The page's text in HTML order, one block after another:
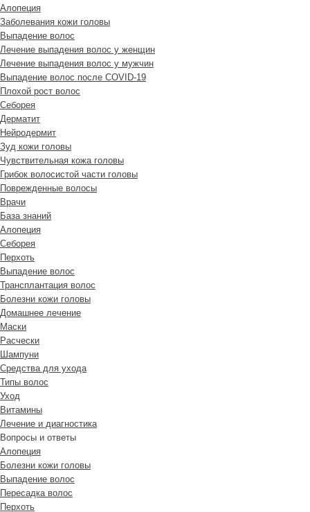
Алопеция
Заболевания кожи головы
Выпадение волос
Лечение выпадения волос у женщин
Лечение выпадения волос у мужчин
Выпадение волос после COVID-19
Плохой рост волос
Cеборея
Дерматит
Нейродермит
Зуд кожи головы
Чувствительная кожа головы
Грибок волосистой части головы
Поврежденные волосы
Врачи
База знаний
Алопеция
Себорея
Перхоть
Выпадение волос
Трансплантация волос
Болезни кожи головы
Домашнее лечение
Маски
Расчески
Шампуни
Средства для ухода
Типы волос
Уход
Витамины
Лечение и диагностика
Вопросы и ответы
Алопеция
Болезни кожи головы
Выпадение волос
Пересадка волос
Перхоть